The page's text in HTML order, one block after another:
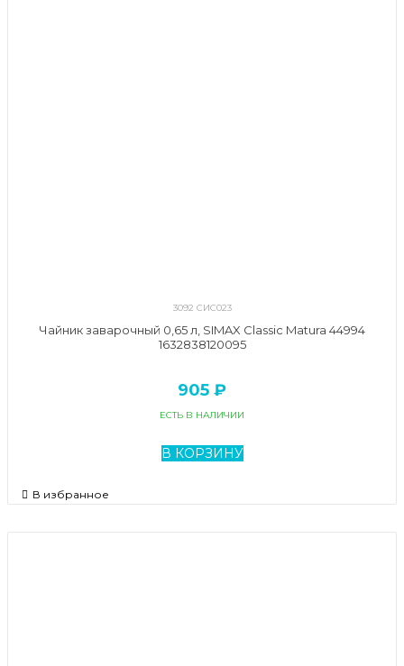
3092 СИС023
Чайник заварочный 0,65 л, SIMAX Classic Matura 44994
1632838120095
905 ₽
ЕСТЬ В НАЛИЧИИ
В КОРЗИНУ
В избранное